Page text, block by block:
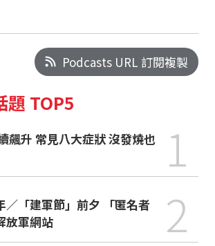
Podcasts URL 訂閱複製
題 TOP5
1
／「建軍節」前夕 「匿名者
放軍網站
2